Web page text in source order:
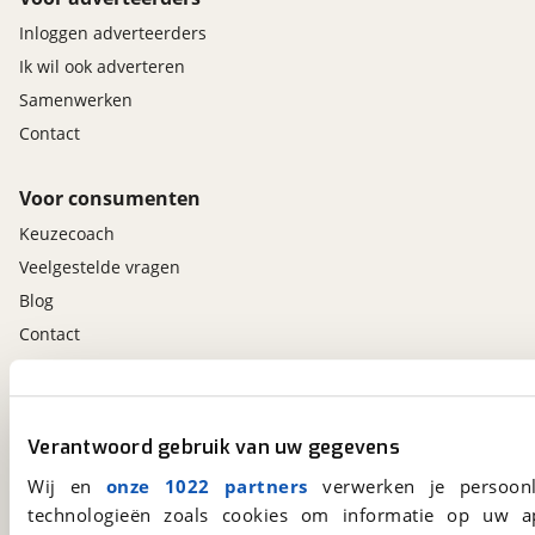
Verantwoord gebruik van uw gegevens
Wij en onze 1022 partners verwerken je
technologieën zoals cookies om informatie op
Inloggen adverteerders
Ik wil ook adverteren
Samenwerken
Contact
Voor consumenten
Keuzecoach
Veelgestelde vragen
Blog
Contact
Altijd het meest recente aanbod bij de hand.